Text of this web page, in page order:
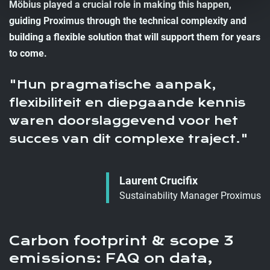
Möbius played a crucial role in making this happen,
guiding Proximus through the technical complexity and
building a flexible solution that will support them for years
to come.
Hun pragmatische aanpak,
flexibiliteit en diepgaande kennis
waren doorslaggevend voor het
succes van dit complexe traject.
Laurent Crucifix
Sustainability Manager Proximus
Carbon footprint & scope 3
emissions: FAQ on data,